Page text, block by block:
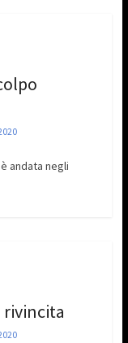
andata negli
rivincita